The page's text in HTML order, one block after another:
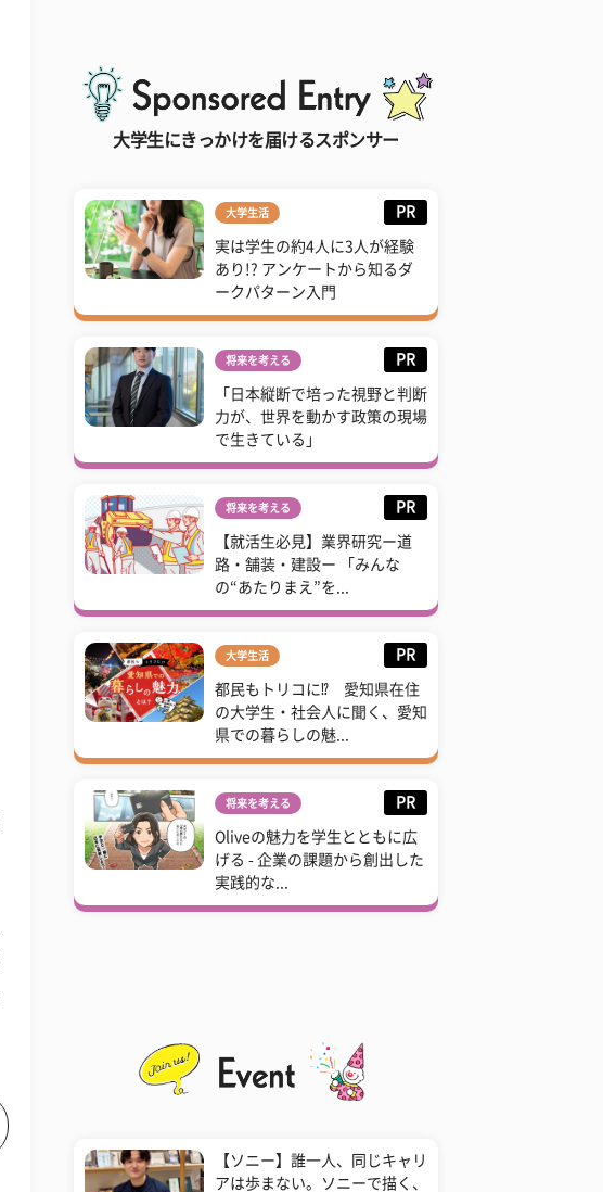
大学生にきっかけを届けるスポンサー
大学生活 PR
実は学生の約4人に3人が経験
あり!? アンケートから知るダ
ークパターン入門
将来を考える PR
「日本縦断で培った視野と判断
力が、世界を動かす政策の現場
で生きている」
将来を考える PR
【就活生必見】業界研究ー道
路・舗装・建設ー 「みんな
の“あたりまえ”を...
大学生活 PR
都民もトリコに⁉ 愛知県在住
の大学生・社会人に聞く、愛知
県での暮らしの魅...
将来を考える PR
Oliveの魅力を学生とともに広
げる - 企業の課題から創出した
実践的な...
【ソニー】誰一人、同じキャリ
アは歩まない。ソニーで描く、